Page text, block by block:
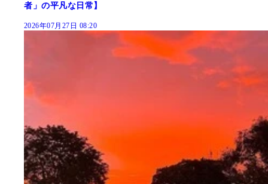
者」の平凡な日常】
2026年07月27日 08:20